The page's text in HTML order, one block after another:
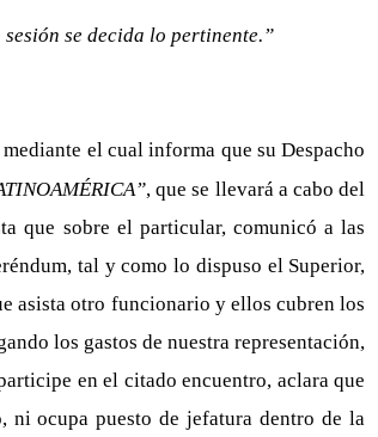
se decida lo pertinente.”
el cual informa que su Despacho
, que se llevará a cabo del
que sobre el particular, comunicó a las
tal y como lo dispuso el Superior,
asista otro funcionario y ellos cubren los
los gastos de nuestra representación,
en el citado encuentro, aclara que
ni ocupa puesto de jefatura dentro de la